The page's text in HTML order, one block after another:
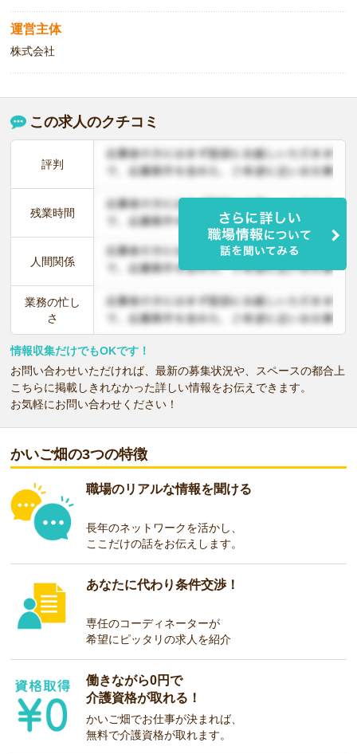
運営主体
株式会社
この求人のクチコミ
評判
残業時間
人間関係
業務の忙し
さ
情報収集だけでもOKです！
お問い合わせいただければ、最新の募集状況や、スペースの都合上
こちらに掲載しきれなかった詳しい情報をお伝えできます。
お気軽にお問い合わせください！
かいご畑の3つの特徴
職場のリアルな情報を聞ける
長年のネットワークを活かし、
ここだけの話をお伝えします。
あなたに代わり条件交渉！
専任のコーディネーターが
希望にピッタリの求人を紹介
働きながら0円で
介護資格が取れる！
かいご畑でお仕事が決まれば、
無料で介護資格が取れます。